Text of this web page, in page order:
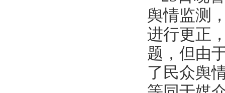
舆情监测
进行更正
题，但由
了民众舆